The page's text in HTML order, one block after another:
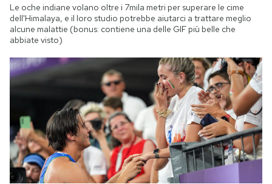
Le oche indiane volano oltre i 7mila metri per superare le cime
dell'Himalaya, e il loro studio potrebbe aiutarci a trattare meglio
alcune malattie (bonus: contiene una delle GIF più belle che
abbiate visto)